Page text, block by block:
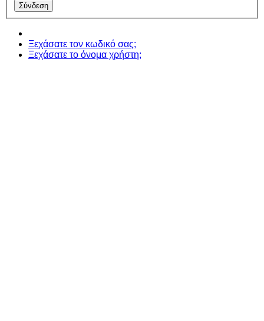
Ξεχάσατε τον κωδικό σας;
Ξεχάσατε το όνομα χρήστη;